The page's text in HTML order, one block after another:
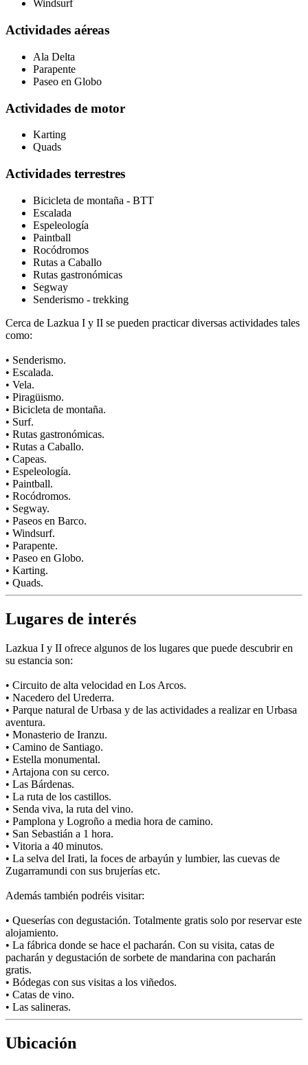
Windsurf
Actividades aéreas
Ala Delta
Parapente
Paseo en Globo
Actividades de motor
Karting
Quads
Actividades terrestres
Bicicleta de montaña - BTT
Escalada
Espeleología
Paintball
Rocódromos
Rutas a Caballo
Rutas gastronómicas
Segway
Senderismo - trekking
Cerca de Lazkua I y II se pueden practicar diversas actividades tales
como:
• Senderismo.
• Escalada.
• Vela.
• Piragüismo.
• Bicicleta de montaña.
• Surf.
• Rutas gastronómicas.
• Rutas a Caballo.
• Capeas.
• Espeleología.
• Paintball.
• Rocódromos.
• Segway.
• Paseos en Barco.
• Windsurf.
• Parapente.
• Paseo en Globo.
• Karting.
• Quads.
Lugares de interés
Lazkua I y II ofrece algunos de los lugares que puede descubrir en
su estancia son:
• Circuito de alta velocidad en Los Arcos.
• Nacedero del Urederra.
• Parque natural de Urbasa y de las actividades a realizar en Urbasa
aventura.
• Monasterio de Iranzu.
• Camino de Santiago.
• Estella monumental.
• Artajona con su cerco.
• Las Bárdenas.
• La ruta de los castillos.
• Senda viva, la ruta del vino.
• Pamplona y Logroño a media hora de camino.
• San Sebastián a 1 hora.
• Vitoria a 40 minutos.
• La selva del Irati, la foces de arbayún y lumbier, las cuevas de
Zugarramundi con sus brujerías etc.
Además también podréis visitar:
• Queserías con degustación. Totalmente gratis solo por reservar este
alojamiento.
• La fábrica donde se hace el pacharán. Con su visita, catas de
pacharán y degustación de sorbete de mandarina con pacharán
gratis.
• Bódegas con sus visitas a los viñedos.
• Catas de vino.
• Las salineras.
Ubicación